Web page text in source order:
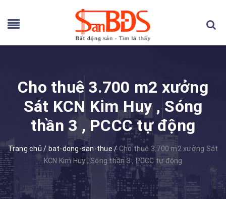
Cho thuê 3.700 m2 xưởng
Sát KCN Kim Huy , Sóng
thần 3 , PCCC tự động
Trang chủ / bat-dong-san-thue / Cho thuê 3.700 m2 xưởng Sát
KCN Kim Huy , Sóng thần 3 , PCCC tự động